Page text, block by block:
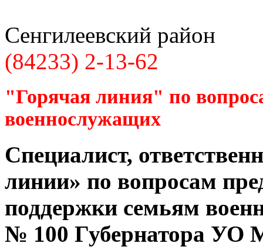
Сенгилеевский район
(84233) 2-13-62
"Горячая линия" по
военнослужащих
Специалист,
линии» по вопросам
поддержки семьям
№ 100 Губернатора УО